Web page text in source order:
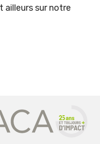
ailleurs sur notre